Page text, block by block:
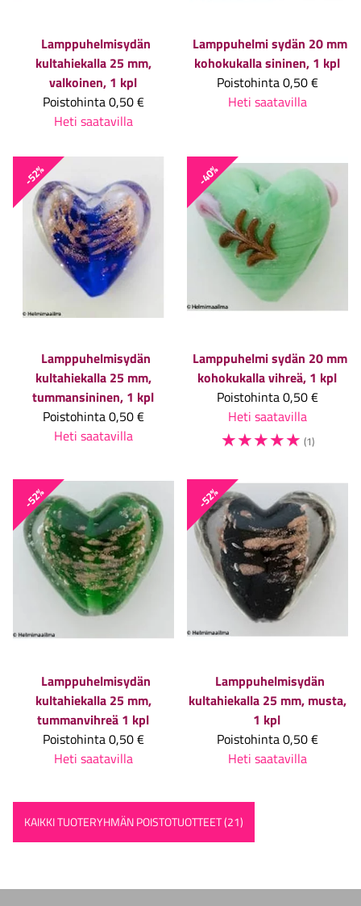
Lamppuhelmisydän
kultahiekalla 25 mm,
valkoinen, 1 kpl
Poistohinta0,50 €
Heti saatavilla
Lamppuhelmi sydän 20 mm
kohokukalla sininen, 1 kpl
Poistohinta0,50 €
Heti saatavilla
-52%
Lamppuhelmisydän
kultahiekalla 25 mm,
tummansininen, 1 kpl
Poistohinta0,50 €
Heti saatavilla
-40%
Lamppuhelmi sydän 20 mm
kohokukalla vihreä, 1 kpl
Poistohinta0,50 €
Heti saatavilla
☆☆☆☆☆ (1)
-52%
Lamppuhelmisydän
kultahiekalla 25 mm,
tummanvihreä 1 kpl
Poistohinta0,50 €
Heti saatavilla
-52%
Lamppuhelmisydän
kultahiekalla 25 mm, musta,
1 kpl
Poistohinta0,50 €
Heti saatavilla
KAIKKI TUOTERYHMÄN POISTOTUOTTEET (21)